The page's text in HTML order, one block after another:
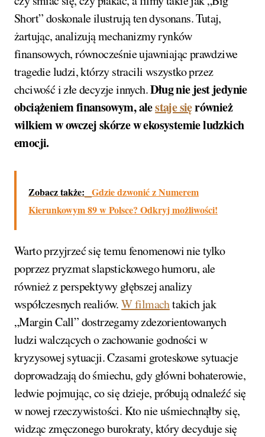
Short” doskonale ilustrują ten dysonans. Tutaj,
żartując, analizują mechanizmy rynków
finansowych, równocześnie ujawniając prawdziwe
tragedie ludzi, którzy stracili wszystko przez
chciwość i złe decyzje innych.Dług nie jest jedynie
obciążeniem finansowym, alestaje sięrównież
wilkiem w owczej skórze w ekosystemie ludzkich
emocji.
Zobacz także: Gdzie dzwonić z Numerem
Kierunkowym 89 w Polsce? Odkryj możliwości!
Warto przyjrzeć się temu fenomenowi nie tylko
poprzez pryzmat slapstickowego humoru, ale
również z perspektywy głębszej analizy
współczesnych realiów.W filmachtakich jak
„Margin Call” dostrzegamy zdezorientowanych
ludzi walczących o zachowanie godności w
kryzysowej sytuacji. Czasami groteskowe sytuacje
doprowadzają do śmiechu, gdy główni bohaterowie,
ledwie pojmując, co się dzieje, próbują odnaleźć się
w nowej rzeczywistości. Kto nie uśmiechnąłby się,
widząc zmęczonego burokraty, który decyduje się